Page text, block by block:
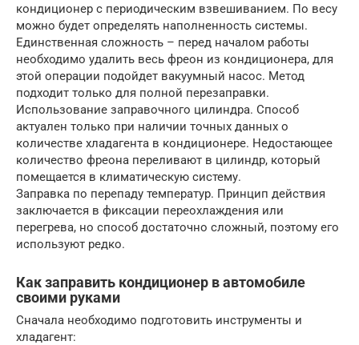
кондиционер с периодическим взвешиванием. По весу
можно будет определять наполненность системы.
Единственная сложность – перед началом работы
необходимо удалить весь фреон из кондиционера, для
этой операции подойдет вакуумный насос. Метод
подходит только для полной перезаправки.
Использование заправочного цилиндра. Способ
актуален только при наличии точных данных о
количестве хладагента в кондиционере. Недостающее
количество фреона переливают в цилиндр, который
помещается в климатическую систему.
Заправка по перепаду температур. Принцип действия
заключается в фиксации переохлаждения или
перегрева, но способ достаточно сложный, поэтому его
используют редко.
Как заправить кондиционер в автомобиле
своими руками
Сначала необходимо подготовить инструменты и
хладагент: